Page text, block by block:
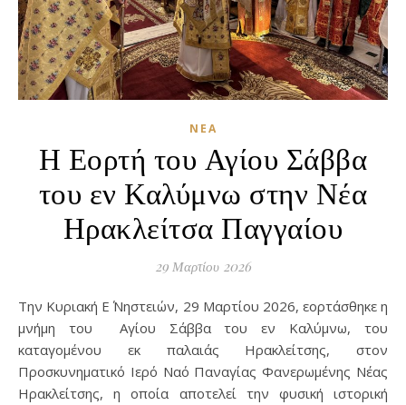
ΝΈΑ
Η Εορτή του Αγίου Σάββα
του εν Καλύμνω στην Νέα
Ηρακλείτσα Παγγαίου
29 Μαρτίου 2026
Την Κυριακή Ε΄ Νηστειών, 29 Μαρτίου 2026, εορτάσθηκε η
μνήμη του Αγίου Σάββα του εν Καλύμνω, του
καταγομένου εκ παλαιάς Ηρακλείτσης, στον
Προσκυνηματικό Ιερό Ναό Παναγίας Φανερωμένης Νέας
Ηρακλείτσης, η οποία αποτελεί την φυσική ιστορική